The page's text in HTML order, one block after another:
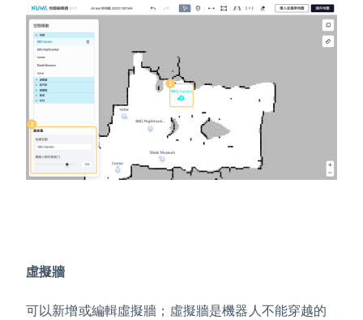
虛擬牆
可以新增或編輯虛擬牆；虛擬牆是機器人不能穿越的